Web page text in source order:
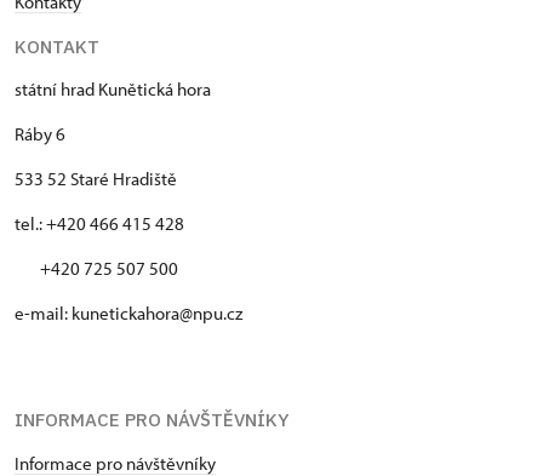
KONTAKT
státní hrad Kunětická hora
Ráby 6
533 52 Staré Hradiště
tel.: +420 466 415 428
+420 725 507 500
e-mail: kunetickahora@npu.cz
INFORMACE PRO NÁVŠTĚVNÍKY
Informace pro návštěvníky